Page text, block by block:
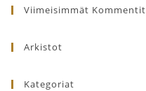
Viimeisimmät Kommentit
Arkistot
Kategoriat